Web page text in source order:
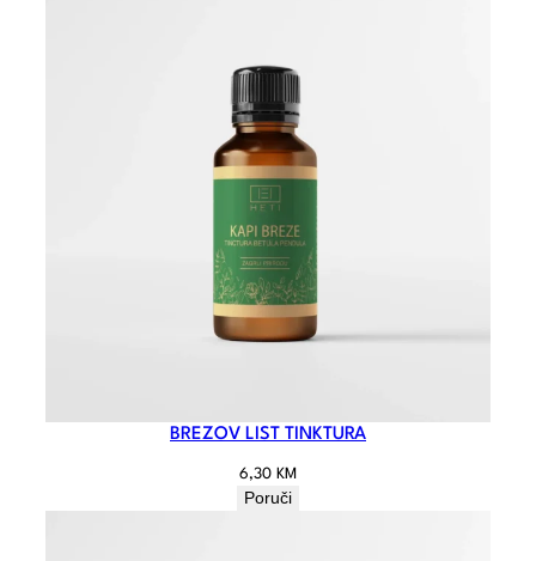
BREZOV LIST TINKTURA
6,30 KM
Poruči